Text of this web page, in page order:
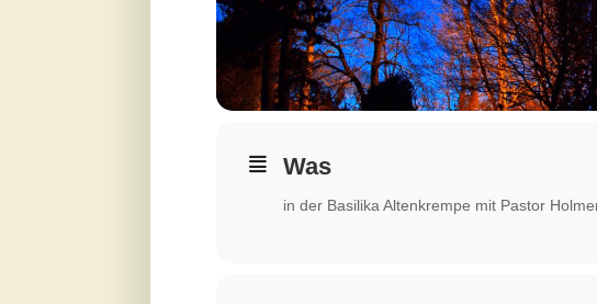
Was
in der Basilika Altenkrempe mit Pastor